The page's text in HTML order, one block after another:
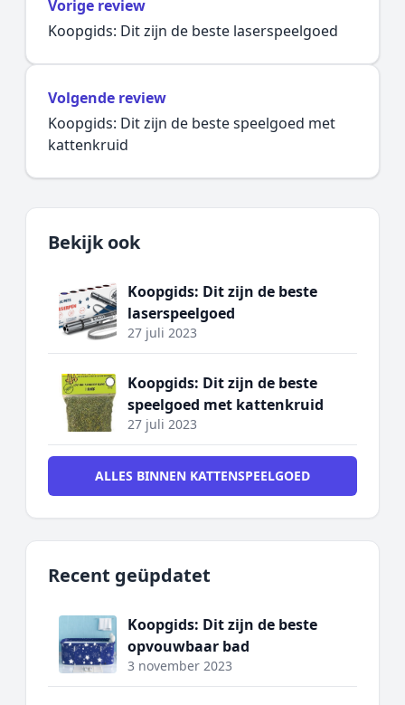
Vorige review
Koopgids: Dit zijn de beste laserspeelgoed
Volgende review
Koopgids: Dit zijn de beste speelgoed met
kattenkruid
Bekijk ook
Koopgids: Dit zijn de beste
laserspeelgoed
27 juli 2023
Koopgids: Dit zijn de beste
speelgoed met kattenkruid
27 juli 2023
ALLES BINNEN KATTENSPEELGOED
Recent geüpdatet
Koopgids: Dit zijn de beste
opvouwbaar bad
3 november 2023